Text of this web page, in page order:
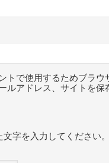
トで使用するためブラウ
ルアドレス、サイトを保
文字を入力してください。